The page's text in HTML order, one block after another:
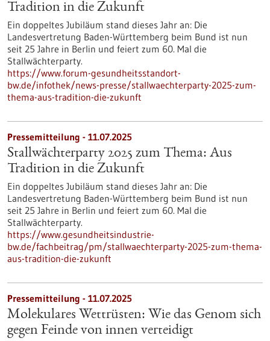
Tradition in die Zukunft
Ein doppeltes Jubiläum stand dieses Jahr an: Die
Landesvertretung Baden-Württemberg beim Bund ist nun
seit 25 Jahre in Berlin und feiert zum 60. Mal die
Stallwächterparty.
https://www.forum-gesundheitsstandort-
bw.de/infothek/news-presse/stallwaechterparty-2025-zum-
thema-aus-tradition-die-zukunft
Pressemitteilung - 11.07.2025
Stallwächterparty 2025 zum Thema: Aus
Tradition in die Zukunft
Ein doppeltes Jubiläum stand dieses Jahr an: Die
Landesvertretung Baden-Württemberg beim Bund ist nun
seit 25 Jahre in Berlin und feiert zum 60. Mal die
Stallwächterparty.
https://www.gesundheitsindustrie-
bw.de/fachbeitrag/pm/stallwaechterparty-2025-zum-thema-
aus-tradition-die-zukunft
Pressemitteilung - 11.07.2025
Molekulares Wettrüsten: Wie das Genom sich
gegen Feinde von innen verteidigt